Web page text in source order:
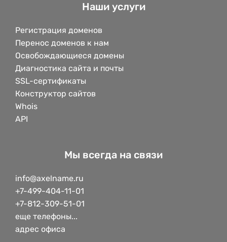
Наши услуги
Регистрация доменов
Перенос доменов к нам
Освобождающиеся домены
Диагностика сайта и почты
SSL-сертификаты
Конструктор сайтов
Whois
API
Мы всегда на связи
info@axelname.ru
+7-499-404-11-01
+7-812-309-51-01
еще телефоны...
адрес офиса